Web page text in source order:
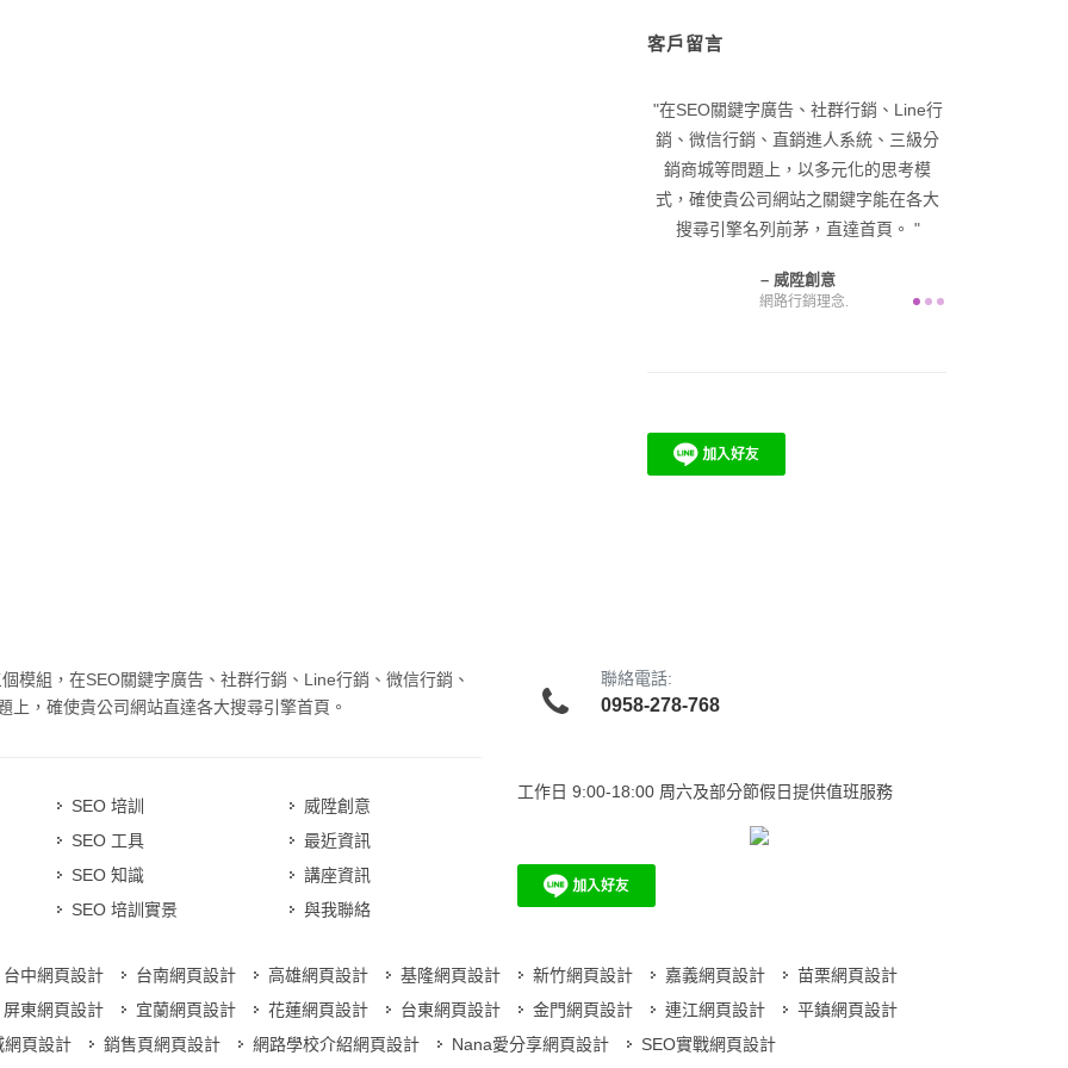
客戶留言
在SEO關鍵字廣告、社群行銷、Line行
銷、微信行銷、直銷進人系統、三級分
銷商城等問題上，以多元化的思考模
式，確使貴公司網站之關鍵字能在各大
搜尋引擎名列前茅，直達首頁。
威陞創意
網路行銷理念.
模組，在SEO關鍵字廣告、社群行銷、Line行銷、微信行銷、
上，確使貴公司網站直達各大搜尋引擎首頁。
SEO 培訓
SEO 工具
SEO 知識
SEO 培訓實景
威陞創意
最近資訊
講座資訊
與我聯絡
聯絡電話:
0958-278-768
工作日 9:00-18:00 周六及部分節假日提供值班服務
台中網頁設計 台南網頁設計 高雄網頁設計 基隆網頁設計 新竹網頁設計 嘉義網頁設計
苗栗網頁設計
屏東網頁設計
宜蘭網頁設計 花蓮網頁設計 台東網頁設計 金門網頁設計 連江網頁設計
平鎮網頁設計
網頁設計
銷售頁網頁設計 網路學校介紹網頁設計 Nana愛分享網頁設計 SEO實戰網頁設計